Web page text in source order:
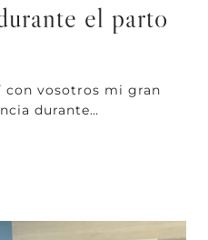
el parto
con vosotros mi gran
durante…